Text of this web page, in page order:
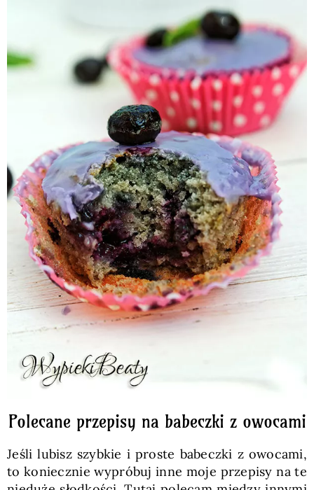
Polecane przepisy na babeczki z owocami
Jeśli lubisz szybkie i proste babeczki z owocami,
to koniecznie wypróbuj inne moje przepisy na te